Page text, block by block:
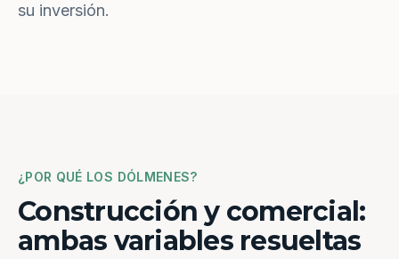
su inversión.
¿POR QUÉ LOS DÓLMENES?
Construcción y comercial:
ambas variables resueltas